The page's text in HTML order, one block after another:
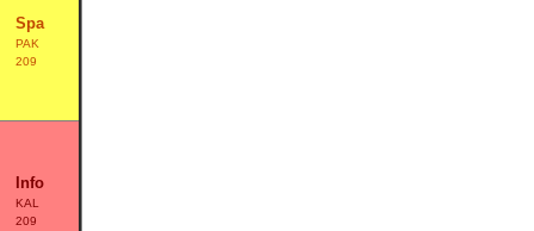
Spa
PAK
209
Info
KAL
209